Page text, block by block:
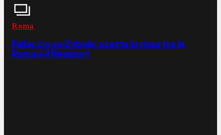
Roma
Fallaccio su Dybala: scatta la rissa tra la
Roma e il Newport